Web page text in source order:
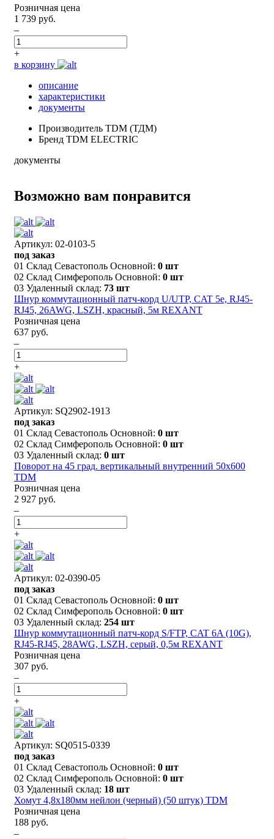
Розничная цена
1 739 руб.
–
+
в корзину
описание
характеристики
документы
Производитель TDM (ТДМ)
Бренд TDM ELECTRIC
документы
Возможно вам понравится
Артикул: 02-0103-5
под заказ
01 Склад Севастополь Основной: 0 шт
02 Склад Симферополь Основной: 0 шт
03 Удаленный склад: 73 шт
Шнур коммутационный патч-корд U/UTP, CAT 5e, RJ45-
RJ45, 26AWG, LSZH, красный, 5м REXANT
Розничная цена
637 руб.
–
+
Артикул: SQ2902-1913
под заказ
01 Склад Севастополь Основной: 0 шт
02 Склад Симферополь Основной: 0 шт
03 Удаленный склад: 0 шт
Поворот на 45 град. вертикальный внутренний 50х600
TDM
Розничная цена
2 927 руб.
–
+
Артикул: 02-0390-05
под заказ
01 Склад Севастополь Основной: 0 шт
02 Склад Симферополь Основной: 0 шт
03 Удаленный склад: 254 шт
Шнур коммутационный патч-корд S/FTP, CAT 6A (10G),
RJ45-RJ45, 28AWG, LSZH, серый, 0,5м REXANT
Розничная цена
307 руб.
–
+
Артикул: SQ0515-0339
под заказ
01 Склад Севастополь Основной: 0 шт
02 Склад Симферополь Основной: 0 шт
03 Удаленный склад: 18 шт
Хомут 4,8х180мм нейлон (черный) (50 штук) TDM
Розничная цена
188 руб.
–